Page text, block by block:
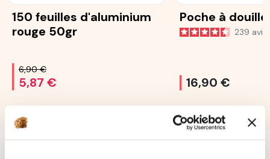
150 feuilles d'aluminium
rouge 50gr
6,90 €
5,87 €
Poche à
239 avis
16,90 €